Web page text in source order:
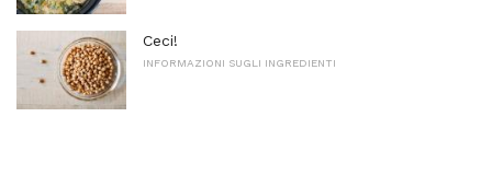
Ceci!
INFORMAZIONI SUGLI INGREDIENTI